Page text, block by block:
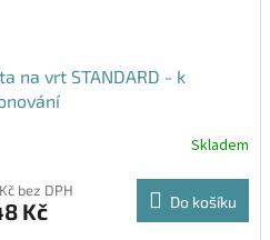
na vrt STANDARD - k
Skladem
bez DPH
Kč Do košíku